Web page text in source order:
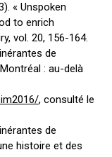
« Unspoken
to enrich
vol. 20, 156-164.
de
: au-delà
, consulté le
de
histoire et des